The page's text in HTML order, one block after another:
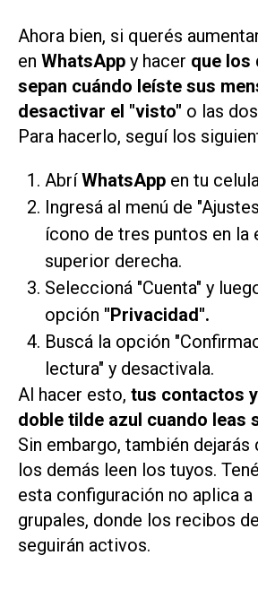
Ahora bien, si querés
en WhatsApp y hacer que los
sepan cuándo leíste sus
desactivar el "visto" o las
Para hacerlo, seguí los
AbríWhatsApp en tu
Ingresá al menú de
ícono de tres puntos en la
superior derecha.
Seleccioná "Cuenta" y
opción "Privacidad".
Buscá la opción
lectura" y desactivala.
Al hacer esto, tus contactos
doble tilde azul cuando leas
Sin embargo, también dejarás
los demás leen los tuyos.
esta configuración no aplica
grupales, donde los recibos
seguirán activos.